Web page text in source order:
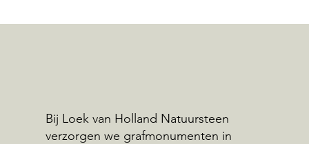
Bij Loek van Holland Natuursteen
verzorgen we grafmonumenten in